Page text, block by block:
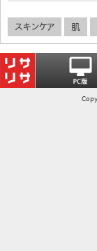
スキンケア 肌